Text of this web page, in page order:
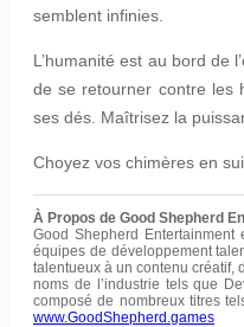
semblent infinies.
L’humanité est au bord de
de se retourner contre les
ses dés. Maîtrisez la
Choyez vos chimères en
À Propos de Good Shepherd
Good Shepherd
équipes de développement
talentueux à un contenu créatif,
noms de l’industrie tels que
composé de nombreux titres
www.GoodShepherd.games